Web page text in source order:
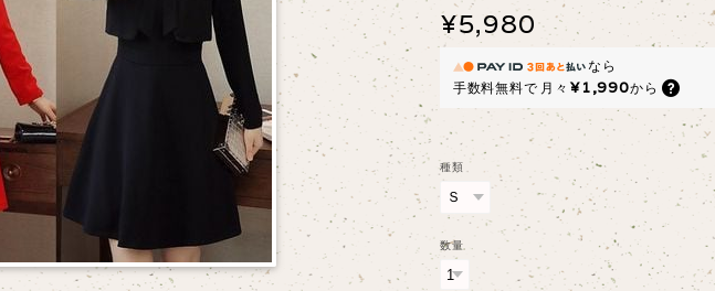
¥5,980
なら
手数料無料で 月々 ¥1,990から
種類
数量